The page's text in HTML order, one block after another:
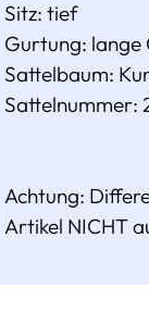
Sitz: tief
Gurtung:
Sattelbaum:
Sattelnummer:
Achtung:
Artikel NICHT